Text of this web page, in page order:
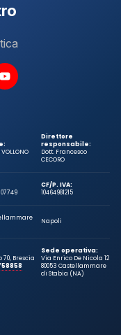
Direttore
responsabile:
Dott. Francesco
CECORO
CF/P. IVA:
10464981215
Napoli
70, Brescia
Sede operativa:
Via Enrico De Nicola 12
80053 Castellammare
di Stabia (NA)